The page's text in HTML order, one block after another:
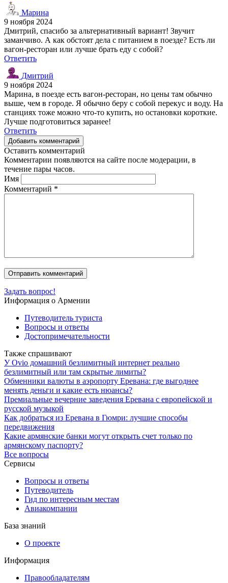
Марина
9 ноября 2024
Дмитрий, спасибо за альтернативный вариант! Звучит
заманчиво. А как обстоят дела с питанием в поезде? Есть ли
вагон-ресторан или лучше брать еду с собой?
Ответить
Дмитрий
9 ноября 2024
Марина, в поезде есть вагон-ресторан, но цены там обычно
выше, чем в городе. Я обычно беру с собой перекус и воду. На
станциях тоже можно что-то купить, но остановки короткие.
Лучше подготовиться заранее!
Ответить
Добавить комментарий
Оставить комментарий
Комментарии появляются на сайте после модерации, в
течение пары часов.
Имя
Комментарий *
Задать вопрос!
Информация о Армении
Путеводитель туриста
Вопросы и ответы
Достопримечательности
Также спрашивают
У Ovio домашний безлимитный интернет реально
безлимитный или там скрытые лимиты?
Обменники валюты в аэропорту Еревана: где выгоднее
менять деньги и какие есть нюансы?
Премиальные вечерние заведения Еревана с европейской и
русской музыкой
Как добраться из Еревана в Гюмри: лучшие способы
передвижения
Какие армянские банки могут открыть счет только по
армянскому паспорту?
Все вопросы
Сервисы
Вопросы и ответы
Путеводитель
Гид по интересным местам
Авиакомпании
База знаний
О проекте
Информация
Правообладателям